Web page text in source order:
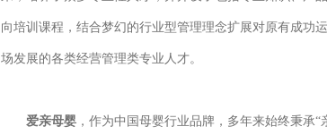
向培训课程，结合梦幻的行业型管理理念扩展对原有成功
场发展的各类经营管理类专业人才。
爱亲母婴 ，作为中国母婴行业品牌，多年来始终秉承